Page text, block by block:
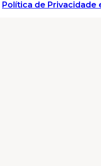
Política de Privacidade